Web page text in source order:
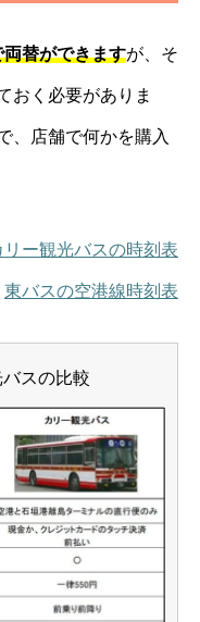
替ができますが、そ
おく必要がありま
、店舗で何かを購入
リー観光バスの時刻表
東バスの空港線時刻表
スの比較